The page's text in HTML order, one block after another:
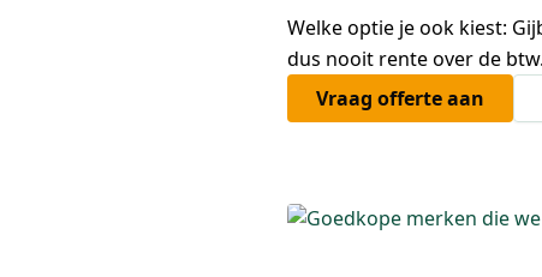
Welke optie je ook kiest:
dus nooit rente over de btw.
Vraag offerte aan